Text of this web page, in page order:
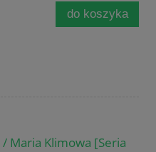
do koszyka
Maria Klimowa [Seria